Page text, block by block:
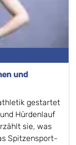
und
gestartet
Hürdenlauf
sie, was
Spitzensport-